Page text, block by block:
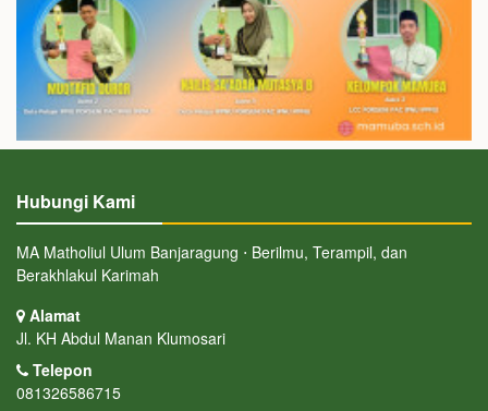
Hubungi Kami
MA Matholiul Ulum Banjaragung ⋅ Berilmu, Terampil, dan
Berakhlakul Karimah
Alamat
Jl. KH Abdul Manan Klumosari
Telepon
081326586715